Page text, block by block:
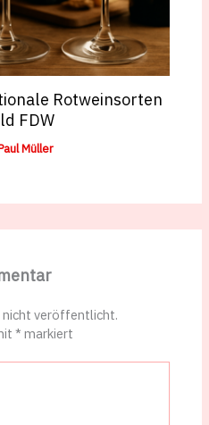
Rotweinsorten
FDW
Müller
nicht veröffentlicht.
* markiert